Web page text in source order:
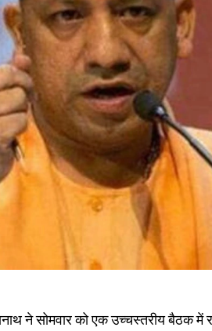
ने सोमवार को एक उच्चस्तरीय बैठक में